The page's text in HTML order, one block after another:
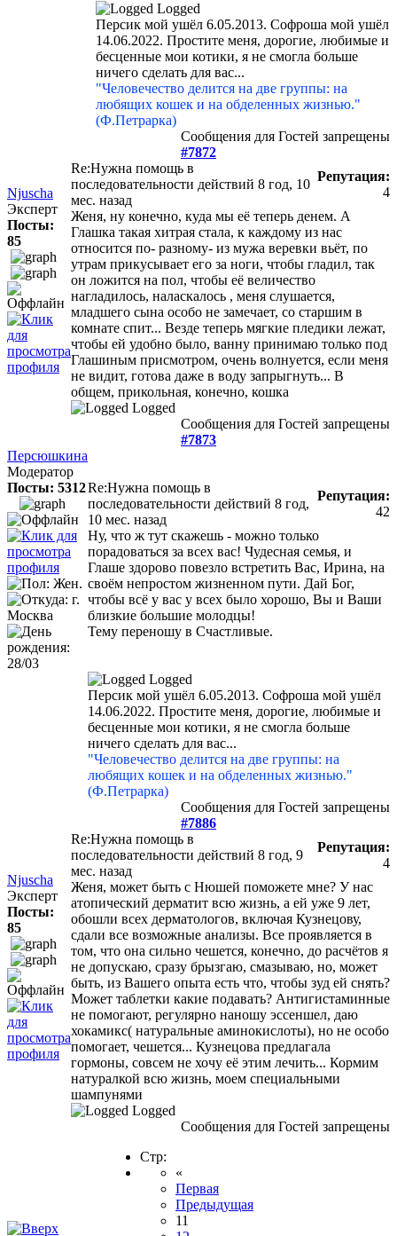
Logged
Персик мой ушёл 6.05.2013. Софроша мой ушёл
14.06.2022. Простите меня, дорогие, любимые и
бесценные мои котики, я не смогла больше
ничего сделать для вас...
"Человечество делится на две группы: на
любящих кошек и на обделенных жизнью."
(Ф.Петрарка)
Сообщения для Гостей запрещены
#7872
Njuscha
Эксперт
Посты:
85
Re:Нужна помощь в
последовательности действий 8 год, 10
мес. назад
Репутация:
4
Женя, ну конечно, куда мы её теперь денем. А
Глашка такая хитрая стала, к каждому из нас
относится по- разному- из мужа веревки вьёт, по
утрам прикусывает его за ноги, чтобы гладил, так
он ложится на пол, чтобы её величество
нагладилось, наласкалось , меня слушается,
младшего сына особо не замечает, со старшим в
комнате спит... Везде теперь мягкие пледики лежат,
чтобы ей удобно было, ванну принимаю только под
Глашиным присмотром, очень волнуется, если меня
не видит, готова даже в воду запрыгнуть... В
общем, прикольная, конечно, кошка
Logged
Сообщения для Гостей запрещены
#7873
Персюшкина
Модератор
Посты: 5312Re:Нужна помощь в
последовательности действий 8 год,
10 мес. назад
Репутация:
42
Ну, что ж тут скажешь - можно только
порадоваться за всех вас! Чудесная семья, и
Глаше здорово повезло встретить Вас, Ирина, на
своём непростом жизненном пути. Дай Бог,
чтобы всё у вас у всех было хорошо, Вы и Ваши
близкие большие молодцы!
Тему переношу в Счастливые.
Logged
Персик мой ушёл 6.05.2013. Софроша мой ушёл
14.06.2022. Простите меня, дорогие, любимые и
бесценные мои котики, я не смогла больше
ничего сделать для вас...
"Человечество делится на две группы: на
любящих кошек и на обделенных жизнью."
(Ф.Петрарка)
Сообщения для Гостей запрещены
#7886
Njuscha
Эксперт
Посты:
85
Re:Нужна помощь в
последовательности действий 8 год, 9
мес. назад
Репутация:
4
Женя, может быть с Нюшей поможете мне? У нас
атопический дерматит всю жизнь, а ей уже 9 лет,
обошли всех дерматологов, включая Кузнецову,
сдали все возможные анализы. Все проявляется в
том, что она сильно чешется, конечно, до расчётов я
не допускаю, сразу брызгаю, смазываю, но, может
быть, из Вашего опыта есть что, чтобы зуд ей снять?
Может таблетки какие подавать? Антигистаминные
не помогают, регулярно наношу эссеншел, даю
хокамикс( натуральные аминокислоты), но не особо
помогает, чешется... Кузнецова предлагала
гормоны, совсем не хочу её этим лечить... Кормим
натуралкой всю жизнь, моем специальными
шампунями
Logged
Сообщения для Гостей запрещены
Стр:
«
Первая
Предыдущая
11